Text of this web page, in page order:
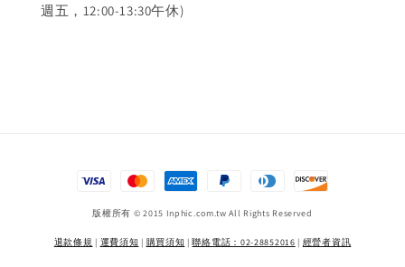
週五，12:00-13:30午休)
版權所有 © 2015 Inphic.com.tw All Rights Reserved
退款條規 | 運費須知 | 購買須知 |聯絡電話：02-28852016 | 經營者資訊